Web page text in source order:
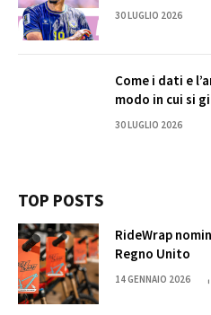
30 LUGLIO 2026
Come i dati e
modo in cui si
30 LUGLIO 2026
TOP POSTS
RideWrap
Regno Unito
14 GENNAIO 2026